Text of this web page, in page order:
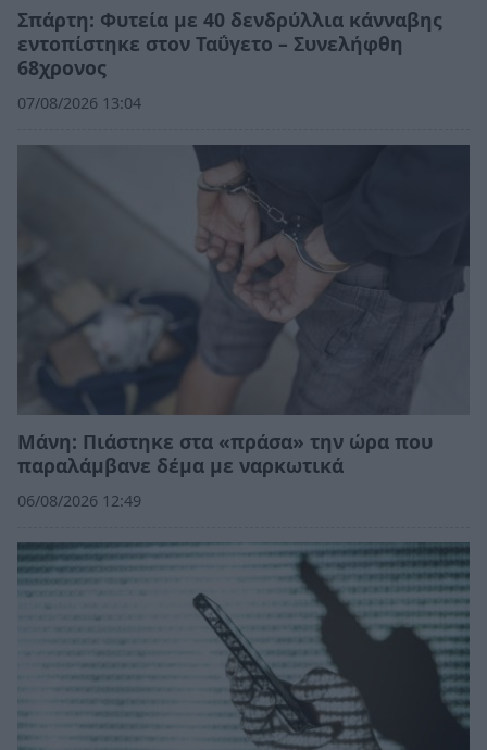
Σπάρτη: Φυτεία με 40 δενδρύλλια κάνναβης
εντοπίστηκε στον Ταΰγετο – Συνελήφθη
68χρονος
07/08/2026 13:04
Μάνη: Πιάστηκε στα «πράσα» την ώρα που
παραλάμβανε δέμα με ναρκωτικά
06/08/2026 12:49